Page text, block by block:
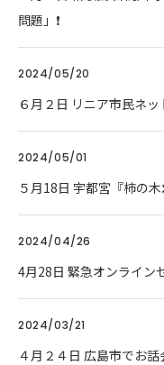
問題」❗
2024/05/20
６月２日 リニア市民ネ
2024/05/01
５月18日 宇都宮『柿の
2024/04/26
4月28日 緊急オンライン
2024/03/21
４月２４日 広島市でお話